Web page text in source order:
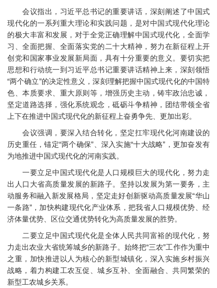
会议指出，习近平总书记的重要讲话，深刻阐述了中国式
现代化的一系列重大理论和实践问题，是对中国式现代化理论
的极大丰富和发展，对于全党正确理解中国式现代化，全面学
习、全面把握、全面落实党的二十大精神，努力在新征程上开
创党和国家事业发展新局面，具有十分重要的意义。要切实把
思想和行动统一到习近平总书记重要讲话精神上来，深刻领悟
“两个确立”的决定性意义，深刻理解把握中国式现代化的中国特
色、本质要求、重大原则等，增强历史主动，铸牢政治忠诚，
坚定道路选择，强化系统观念，砥砺斗争精神，团结带领全省
上下在推进中国式现代化的新征程上奋勇争先、更加出彩。
会议强调，要深入结合转化，坚定扛牢现代化河南建设的
历史重任，锚定“两个确保”、深入实施“十大战略”，更加奋发有
为地推进中国式现代化的河南实践。
一要立足中国式现代化是人口规模巨大的现代化，努力走
出人口大省高质量发展的新路子。坚持以发展为第一要务，主
动服务和融入新发展格局，坚定走好创新驱动高质量发展“华山
一条路”，加快构建现代化产业体系，把我省人口规模优势、经
济体量优势、区位交通优势转化为高质量发展的胜势。
二要立足中国式现代化是全体人民共同富裕的现代化，努
力走出农业大省统筹城乡的新路子。始终把“三农”工作作为重中
之重，加快推进以人为核心的新型城镇化，深入实施乡村振兴
战略，着力构建工农互促、城乡互补、全面融合、共同繁荣的
新型工农城乡关系。